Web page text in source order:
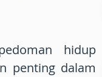
hidup
penting dalam